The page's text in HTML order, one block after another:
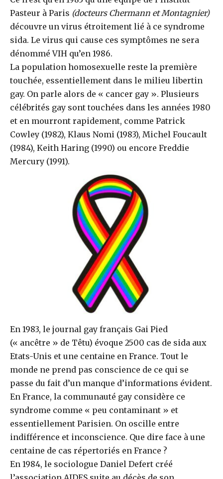
Pasteur à Paris (docteurs Chermann et Montagnier)
découvre un virus étroitement lié à ce syndrome
sida. Le virus qui cause ces symptômes ne sera
dénommé VIH qu’en 1986.
La population homosexuelle reste la première
touchée, essentiellement dans le milieu libertin
gay. On parle alors de « cancer gay ». Plusieurs
célébrités gay sont touchées dans les années 1980
et en mourront rapidement, comme Patrick
Cowley (1982), Klaus Nomi (1983), Michel Foucault
(1984), Keith Haring (1990) ou encore Freddie
Mercury (1991).
En 1983, le journal gay français Gai Pied
(« ancêtre » de Têtu) évoque 2500 cas de sida aux
Etats-Unis et une centaine en France. Tout le
monde ne prend pas conscience de ce qui se
passe du fait d’un manque d’informations évident.
En France, la communauté gay considère ce
syndrome comme « peu contaminant » et
essentiellement Parisien. On oscille entre
indifférence et inconscience. Que dire face à une
centaine de cas répertoriés en France ?
En 1984, le sociologue Daniel Defert créé